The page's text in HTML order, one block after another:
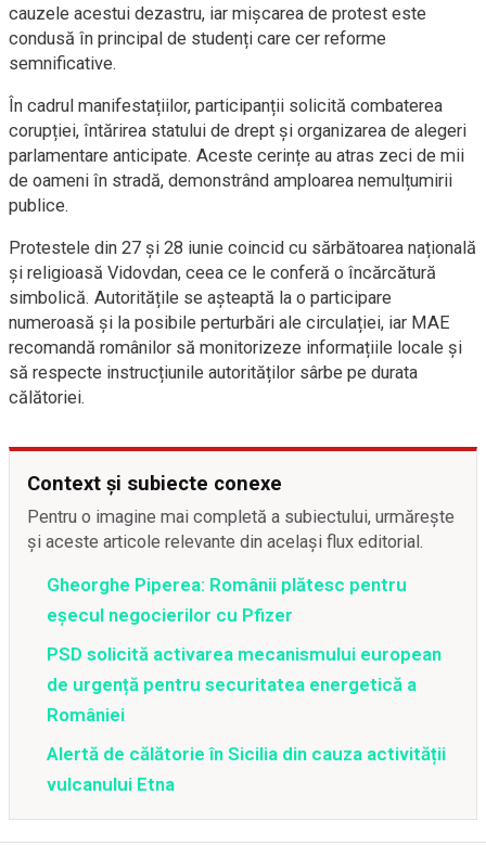
cauzele acestui dezastru, iar mișcarea de protest este
condusă în principal de studenți care cer reforme
semnificative.
În cadrul manifestațiilor, participanții solicită combaterea
corupției, întărirea statului de drept și organizarea de alegeri
parlamentare anticipate. Aceste cerințe au atras zeci de mii
de oameni în stradă, demonstrând amploarea nemulțumirii
publice.
Protestele din 27 și 28 iunie coincid cu sărbătoarea națională
și religioasă Vidovdan, ceea ce le conferă o încărcătură
simbolică. Autoritățile se așteaptă la o participare
numeroasă și la posibile perturbări ale circulației, iar MAE
recomandă românilor să monitorizeze informațiile locale și
să respecte instrucțiunile autorităților sârbe pe durata
călătoriei.
Context și subiecte conexe
Pentru o imagine mai completă a subiectului, urmărește
și aceste articole relevante din același flux editorial.
Gheorghe Piperea: Românii plătesc pentru
eșecul negocierilor cu Pfizer
PSD solicită activarea mecanismului european
de urgență pentru securitatea energetică a
României
Alertă de călătorie în Sicilia din cauza activității
vulcanului Etna